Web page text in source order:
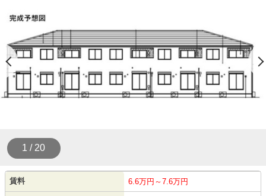
1 / 20
賃料 6.6万円～7.6万円